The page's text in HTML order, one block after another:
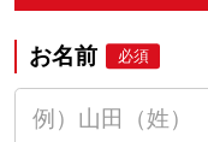
お名前 必須